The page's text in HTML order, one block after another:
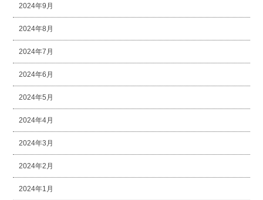
2024年9月
2024年8月
2024年7月
2024年6月
2024年5月
2024年4月
2024年3月
2024年2月
2024年1月